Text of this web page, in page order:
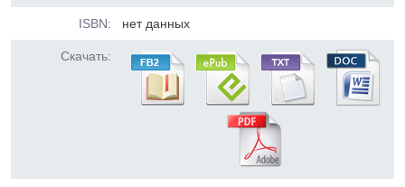
ISBN: нет данных
Скачать: